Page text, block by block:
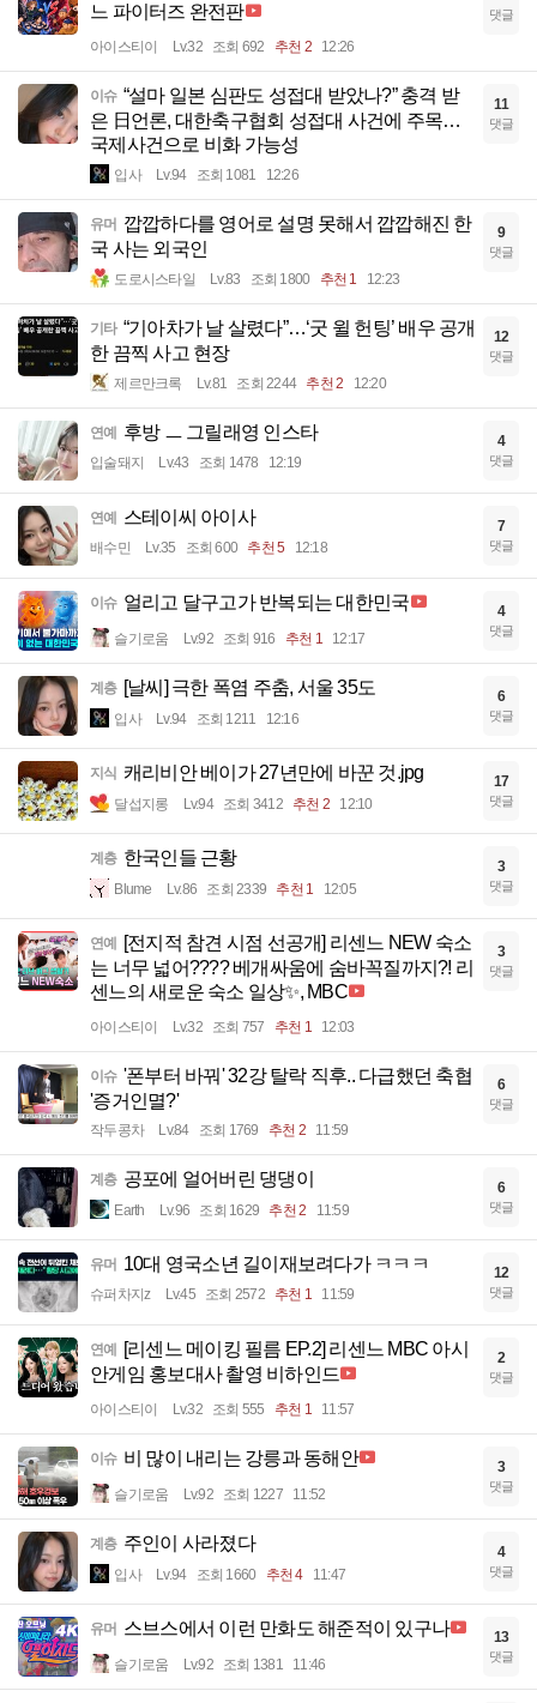
느 파이터즈 완전판
아이스티이 Lv.32 조회 692 추천 2 12:26
댓글
이슈 “설마 일본 심판도 성접대 받았나?” 충격 받
은 日언론, 대한축구협회 성접대 사건에 주목…
국제사건으로 비화 가능성
입사 Lv.94 조회 1081 12:26
11
댓글
유머 깝깝하다를 영어로 설명 못해서 깝깝해진 한
국 사는 외국인
도로시스타일 Lv.83 조회 1800 추천 1 12:23
9
댓글
기타 “기아차가 날 살렸다”…‘굿 윌 헌팅’ 배우 공개
한 끔찍 사고 현장
제르만크록 Lv.81 조회 2244 추천 2 12:20
12
댓글
연예 후방 ㅡ 그릴래영 인스타
입술돼지 Lv.43 조회 1478 12:19
4
댓글
연예 스테이씨 아이사
배수민 Lv.35 조회 600 추천 5 12:18
7
댓글
이슈 얼리고 달구고가 반복되는 대한민국
슬기로움 Lv.92 조회 916 추천 1 12:17
4
댓글
계층 [날씨] 극한 폭염 주춤, 서울 35도
입사 Lv.94 조회 1211 12:16
6
댓글
지식 캐리비안 베이가 27년만에 바꾼 것.jpg
달섭지롱 Lv.94 조회 3412 추천 2 12:10
17
댓글
계층 한국인들 근황
Blume Lv.86 조회 2339 추천 1 12:05
3
댓글
연예
[전지적 참견 시점 선공개] 리센느 NEW 숙소
는 너무 넓어???? 베개싸움에 숨바꼭질까지?! 리
센느의 새로운 숙소 일상✨, MBC
아이스티이 Lv.32 조회 757 추천 1 12:03
3
댓글
이슈 '폰부터 바꿔' 32강 탈락 직후.. 다급했던 축협
'증거인멸?'
작두콩차 Lv.84 조회 1769 추천 2 11:59
6
댓글
계층 공포에 얼어버린 댕댕이
Earth Lv.96 조회 1629 추천 2 11:59
6
댓글
유머 10대 영국소년 길이재보려다가 ㅋㅋㅋ
슈퍼차지z Lv.45 조회 2572 추천 1 11:59
12
댓글
연예
[리센느 메이킹 필름 EP.2] 리센느 MBC 아시
안게임 홍보대사 촬영 비하인드
아이스티이 Lv.32 조회 555 추천 1 11:57
2
댓글
이슈 비 많이 내리는 강릉과 동해안
슬기로움 Lv.92 조회 1227 11:52
3
댓글
계층 주인이 사라졌다
입사 Lv.94 조회 1660 추천 4 11:47
4
댓글
유머 스브스에서 이런 만화도 해준적이 있구나
슬기로움 Lv.92 조회 1381 11:46
13
댓글